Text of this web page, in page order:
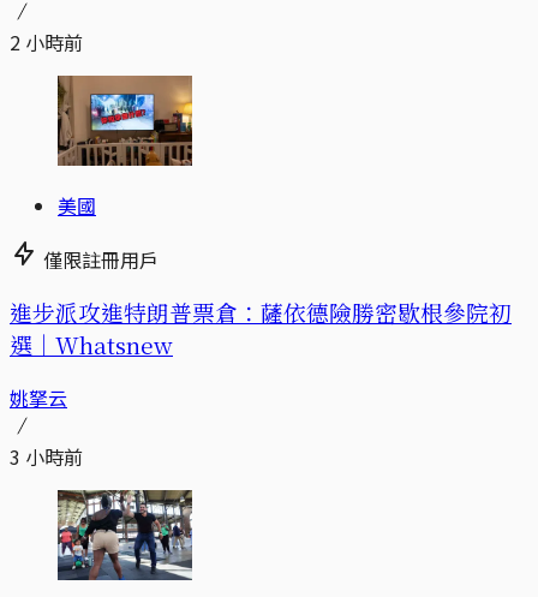
2 小時前
美國
僅限註冊用戶
進步派攻進特朗普票倉：薩依德險勝密歇根參院初
選｜Whatsnew
姚拏云
3 小時前